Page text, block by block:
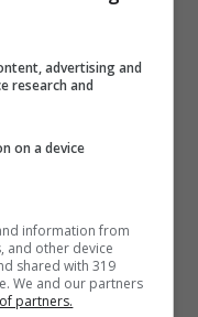
la regolarità
della scarsa e
evento è
sterilità. Molte
a scontrarsi
di scelte
grande
advertising and
research and
on a device
information from
and other device
shared with 319
We and our partners
partners.